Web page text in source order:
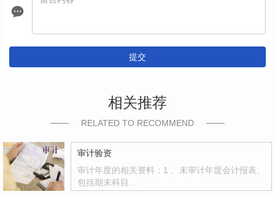
提交
相关推荐
RELATED TO RECOMMEND
审计验资
审计年度的相关资料：1 、未审计年度会计报表、
包括期末科目…